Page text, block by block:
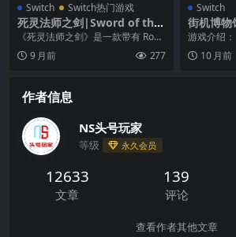
Switch Switch热门游戏
死灵法师之剑|Sword of the
Necromancer
《死灵法师之剑》是一款带有 Rogu
e-like 元素的迷宫探索动作 RPG，
你...9 月前 277
Switch
街机博
ade
游戏介绍
O 于 1981
和射...10 月前
作者信息
NS头号玩家
等级 永久会员
12633
文章
139
评论
查看作者其他文章